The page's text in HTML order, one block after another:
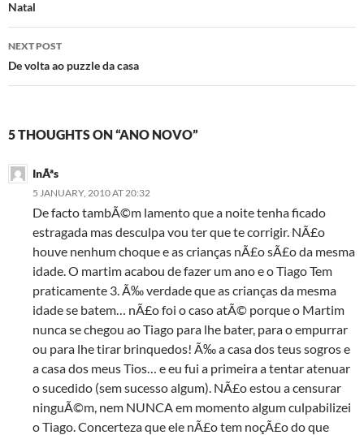
navigation
Natal
NEXT POST
De volta ao puzzle da casa
5 THOUGHTS ON “ANO NOVO”
InÃªs
5 JANUARY, 2010 AT 20:32
De facto tambÃ©m lamento que a noite tenha ficado
estragada mas desculpa vou ter que te corrigir. NÃ£o
houve nenhum choque e as crianças nÃ£o sÃ£o da mesma
idade. O martim acabou de fazer um ano e o Tiago Tem
praticamente 3. Ã‰ verdade que as crianças da mesma
idade se batem… nÃ£o foi o caso atÃ© porque o Martim
nunca se chegou ao Tiago para lhe bater, para o empurrar
ou para lhe tirar brinquedos! Ã‰ a casa dos teus sogros e
a casa dos meus Tios… e eu fui a primeira a tentar atenuar
o sucedido (sem sucesso algum). NÃ£o estou a censurar
ninguÃ©m, nem NUNCA em momento algum culpabilizei
o Tiago. Concerteza que ele nÃ£o tem noçÃ£o do que